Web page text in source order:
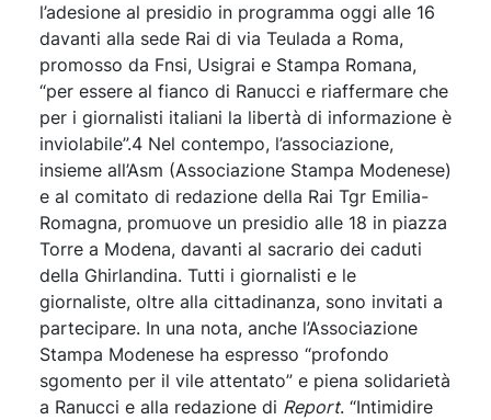
l’adesione al presidio in programma oggi alle 16
davanti alla sede Rai di via Teulada a Roma,
promosso da Fnsi, Usigrai e Stampa Romana,
“per essere al fianco di Ranucci e riaffermare che
per i giornalisti italiani la libertà di informazione è
inviolabile”.4 Nel contempo, l’associazione,
insieme all’Asm (Associazione Stampa Modenese)
e al comitato di redazione della Rai Tgr Emilia-
Romagna, promuove un presidio alle 18 in piazza
Torre a Modena, davanti al sacrario dei caduti
della Ghirlandina. Tutti i giornalisti e le
giornaliste, oltre alla cittadinanza, sono invitati a
partecipare. In una nota, anche l’Associazione
Stampa Modenese ha espresso “profondo
sgomento per il vile attentato” e piena solidarietà
a Ranucci e alla redazione di Report. “Intimidire